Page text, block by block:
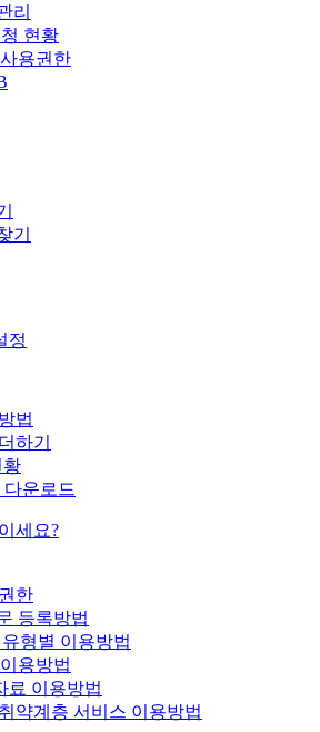
리
현황
용권한
기
정
법
하기
황
운로드
세요?
한
등록방법
형별 이용방법
용방법
료 이용방법
약계층 서비스 이용방법